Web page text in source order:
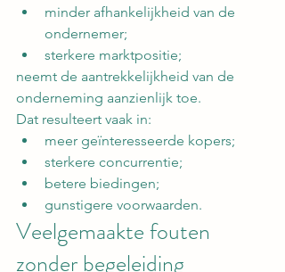
minder afhankelijkheid van de
ondernemer;
sterkere marktpositie;
neemt de aantrekkelijkheid van de
onderneming aanzienlijk toe.
Dat resulteert vaak in:
meer geïnteresseerde kopers;
sterkere concurrentie;
betere biedingen;
gunstigere voorwaarden.
Veelgemaakte fouten
zonder begeleiding